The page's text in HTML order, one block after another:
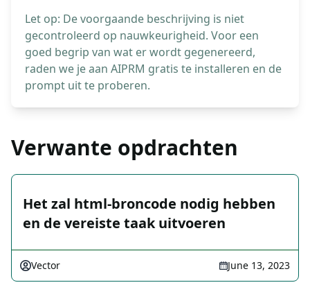
Let op: De voorgaande beschrijving is niet
gecontroleerd op nauwkeurigheid. Voor een
goed begrip van wat er wordt gegenereerd,
raden we je aan AIPRM gratis te installeren en de
prompt uit te proberen.
Verwante opdrachten
Het zal html-broncode nodig hebben
en de vereiste taak uitvoeren
Vector June 13, 2023